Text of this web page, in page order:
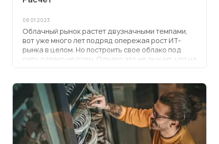
08 01 2023
Облачный рынок растет двузначными темпами,
вот уже много лет подряд опережая рост ИТ-
рынка в целом. Но построить свое облако под
силу далеко не всем. Однако это не значит, что на
росте рынка нельзя заработать. Такие
посредством партнерских программ.